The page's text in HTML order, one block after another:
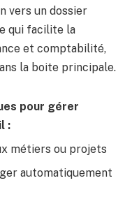
vers un dossier
qui facilite la
et comptabilité,
la boite principale.
pour gérer
:
métiers ou projets
automatiquement